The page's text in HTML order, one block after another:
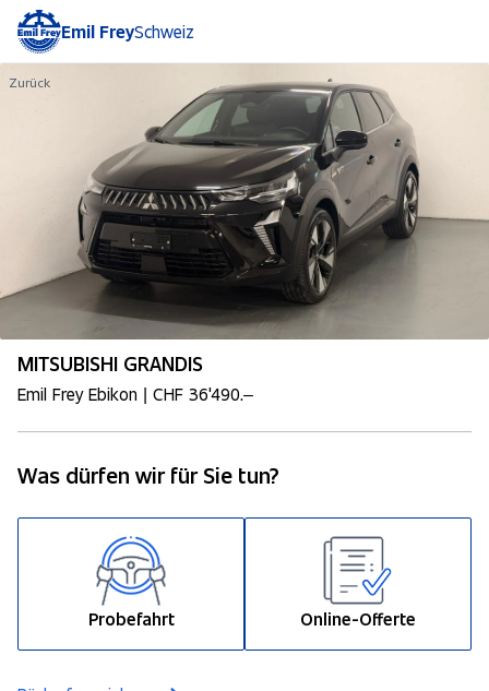
Emil FreySchweiz
Zurück
MITSUBISHI GRANDIS
Emil Frey Ebikon | CHF 36'490.–
Was dürfen wir für Sie tun?
Probefahrt Online-Offerte